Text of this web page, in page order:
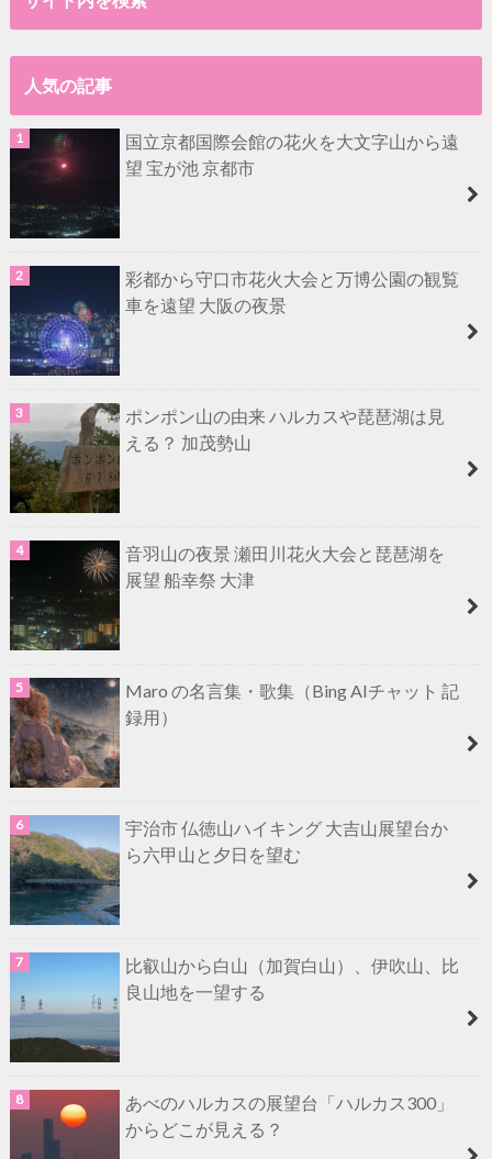
人気の記事
国立京都国際会館の花火を大文字山から遠
望 宝が池 京都市
彩都から守口市花火大会と万博公園の観覧
車を遠望 大阪の夜景
ポンポン山の由来 ハルカスや琵琶湖は見
える？ 加茂勢山
音羽山の夜景 瀬田川花火大会と琵琶湖を
展望 船幸祭 大津
Maro の名言集・歌集（Bing AIチャット 記
録用）
宇治市 仏徳山ハイキング 大吉山展望台か
ら六甲山と夕日を望む
比叡山から白山（加賀白山）、伊吹山、比
良山地を一望する
あべのハルカスの展望台「ハルカス300」
からどこが見える？